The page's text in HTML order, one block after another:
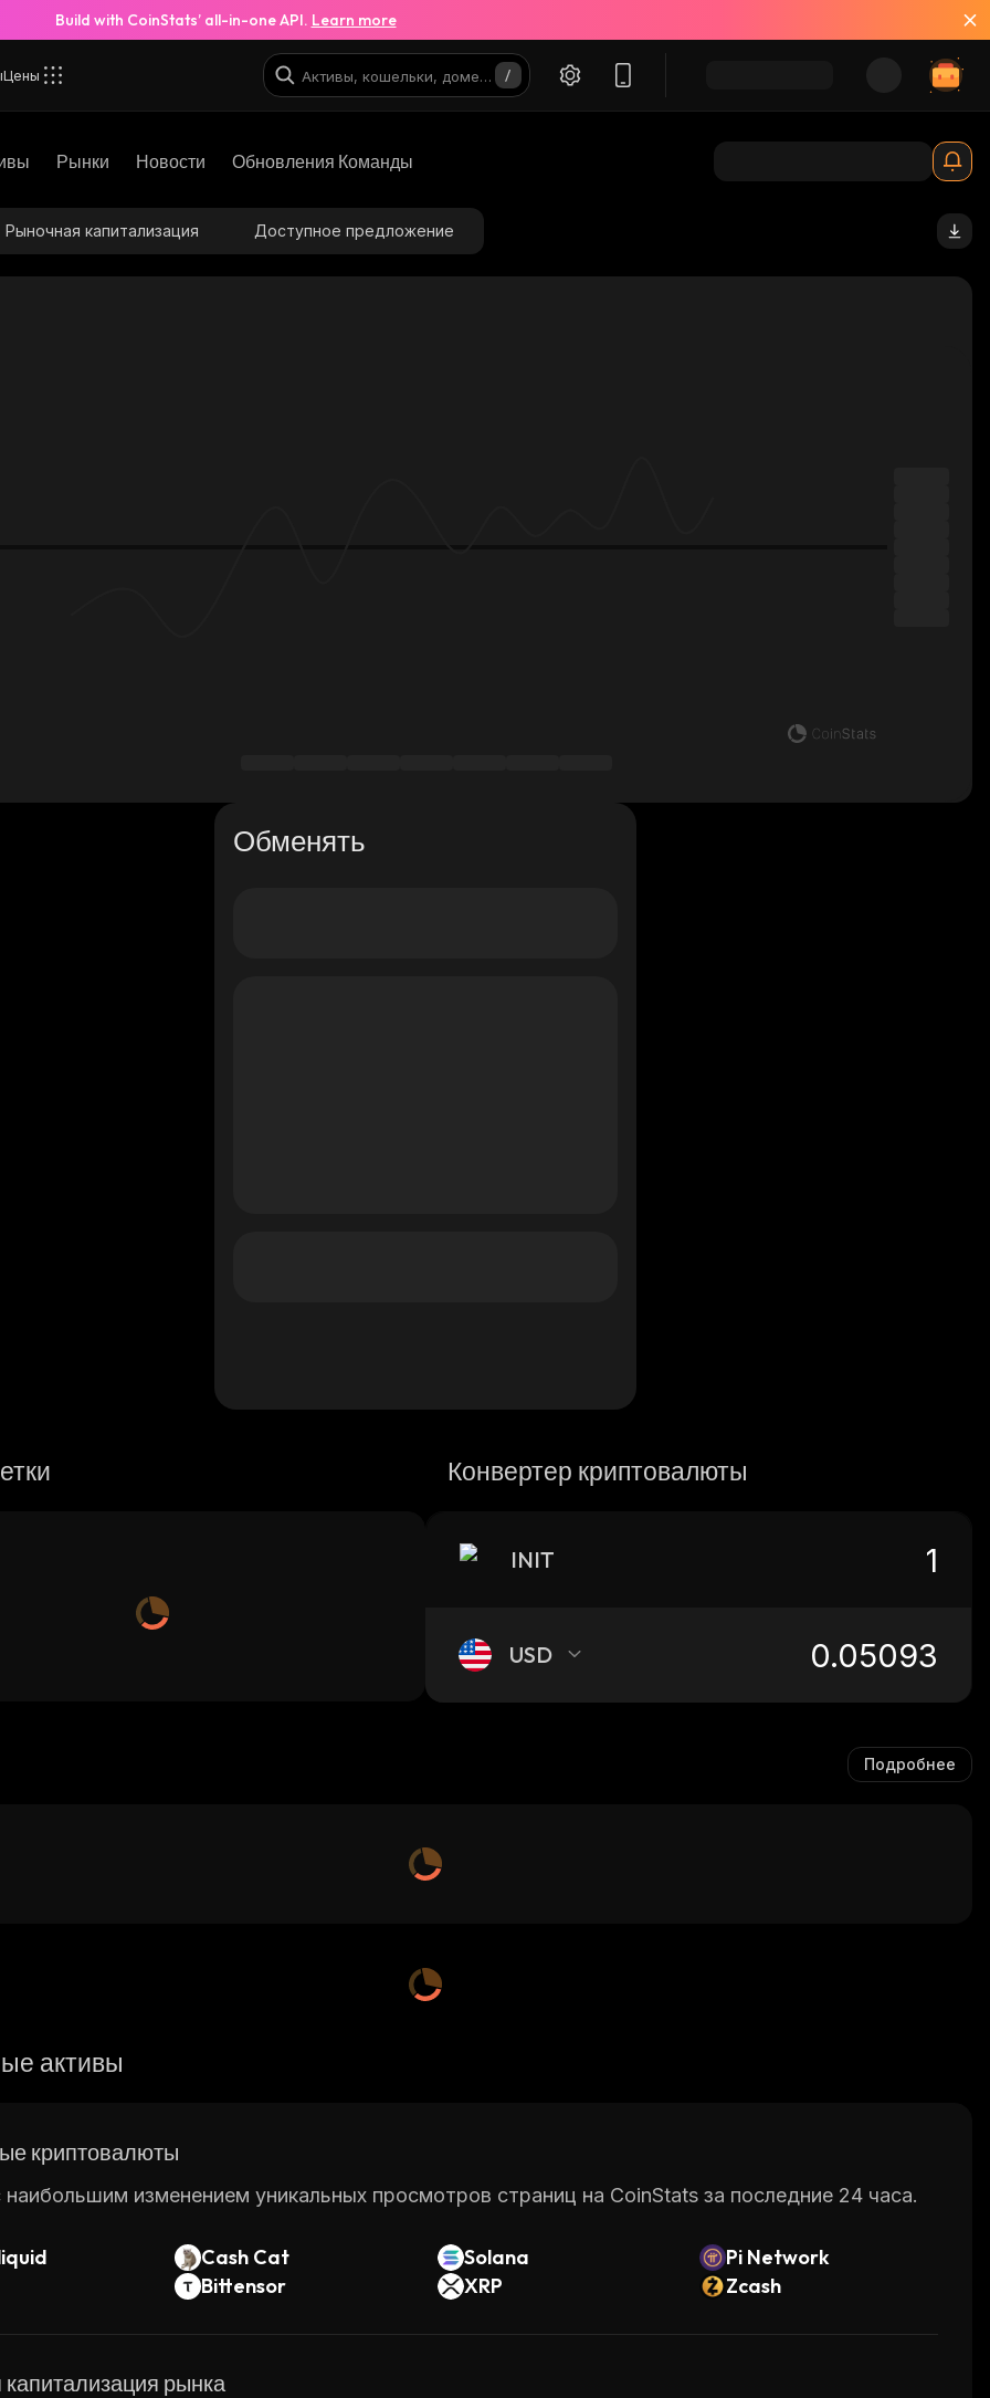
Build with CoinStats’ all-in-one API. Learn more
Цены
Рынки Новости Обновления Команды
Рыночная капитализация Доступное предложение
Обменять
Конвертер криптовалюты
INIT
USD
Подробнее
активы
криптовалюты
изменением уникальных просмотров страниц на CoinStats за последние 24 часа.
Cash Cat Solana
Pi Network
Bittensor XRP Zcash
рынка